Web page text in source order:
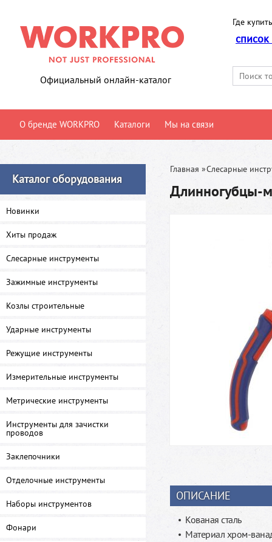
Официальный онлайн-каталог
Где
О бренде WORKPRO Каталоги Мы на связи
Каталог оборудования
Новинки
Хиты продаж
Слесарные инструменты
Зажимные инструменты
Козлы строительные
Ударные инструменты
Режущие инструменты
Измерительные инструменты
Метрические инструменты
Инструменты для зачистки
проводов
Заклепочники
Отделочные инструменты
Наборы инструментов
Фонари
Главная »Слесарные
Длинногубцы-
ОПИСАНИЕ
Кованая сталь
Материал хром-